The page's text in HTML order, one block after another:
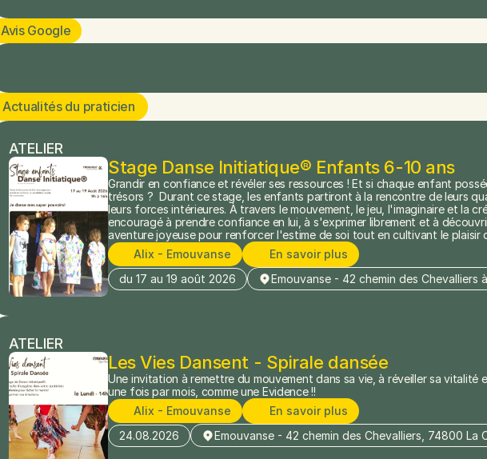
Avis Google
Actualités du praticien
ATELIER
Stage Danse Initiatique® Enfants 6-10 ans
Grandir en confiance et révéler ses ressources ! Et si chaque enfant
trésors ?  Durant ce stage, les enfants partiront à la rencontre de leurs
leurs forces intérieures. À travers le mouvement, le jeu, l'imaginaire et la
encouragé à prendre confiance en lui, à s'exprimer librement et à
aventure joyeuse pour renforcer l'estime de soi tout en cultivant le plaisir
Alix - Emouvanse
En savoir plus
du 17 au 19 août 2026
Emouvanse - 42 chemin des Chevalliers
ATELIER
Les Vies Dansent - Spirale dansée
Une invitation à remettre du mouvement dans sa vie, à réveiller sa vitalité
une fois par mois, comme une Evidence !!
Alix - Emouvanse
En savoir plus
24.08.2026
Emouvanse - 42 chemin des Chevalliers, 74800 La